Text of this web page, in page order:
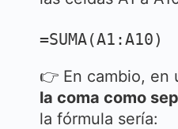
=SUMA(A1:A10)
👉 En cambio, en
la coma como
la fórmula sería: